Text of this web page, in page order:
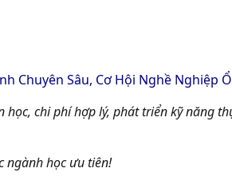
Chuyên Sâu, Cơ Hội NghềNghiệp
chi phí hợp lý, phát triển kỹ năng
ngành học ưu tiên!